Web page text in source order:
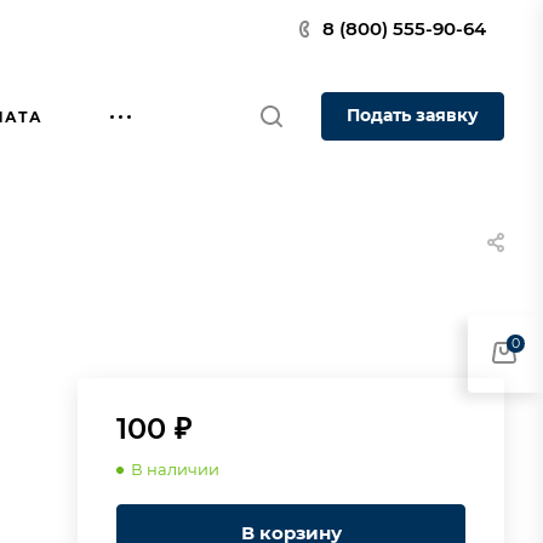
8 (800) 555-90-64
Подать заявку
100 ₽
В наличии
В корзину
0